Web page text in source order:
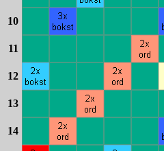
10
11
12
13
14